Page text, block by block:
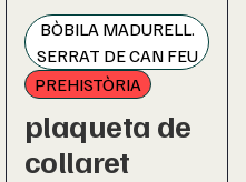
BÒBILA MADURELL.
SERRAT DE CAN FEU
PREHISTÒRIA
plaqueta de
collaret